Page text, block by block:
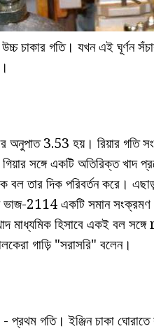
চাকার গতি। যখন এই ঘূর্ণন
অনুপাত 3.53 হয়। রিয়ার গতি
সঙ্গে একটি অতিরিক্ত খাদ
বল তার দিক পরিবর্তন করে।
ভাজ-2114 একটি সমান
মাধ্যমিক হিসাবে একই বল
গাড়ি "সরাসরি" বলেন।
- প্রথম গতি। ইঞ্জিন চাকা